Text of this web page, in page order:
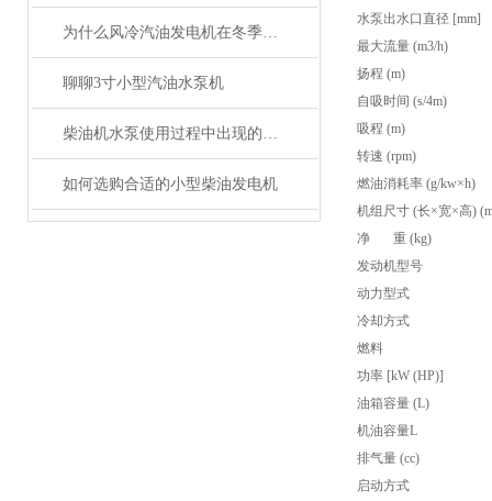
为什么风冷汽油发电机在冬季使用时特别重要
聊聊3寸小型汽油水泵机
柴油机水泵使用过程中出现的故障类型有哪些
如何选购合适的小型柴油发电机
水泵出水口直径 [mm]
最大流量 (m3/h)
扬程 (m)
自吸时间 (s/4m)
吸程 (m)
转速 (rpm)
燃油消耗率 (g/kw×h)
机组尺寸 (长×宽×高)
净
重 (kg)
发动机型号
动力型式
冷却方式
燃料
功率 [kW (HP)]
油箱容量 (L)
机油容量L
排气量 (cc)
启动方式